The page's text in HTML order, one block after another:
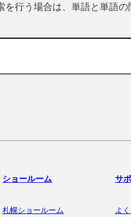
行う場合は、単語と単語の
ショールーム
札幌ショールーム
サ
よ